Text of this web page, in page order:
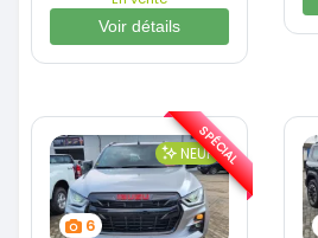
Voir détails
6
NEUFSPÉCIAL